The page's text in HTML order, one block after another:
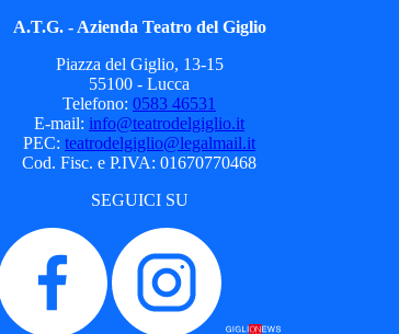
A.T.G. - Azienda Teatro del Giglio
Piazza del Giglio, 13-15
55100 - Lucca
Telefono: 0583 46531
E-mail: info@teatrodelgiglio.it
PEC: teatrodelgiglio@legalmail.it
Cod. Fisc. e P.IVA: 01670770468
SEGUICI SU